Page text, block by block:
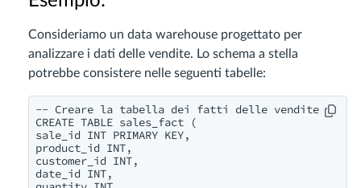
Consideriamo un data warehouse progettato per
analizzare i dati delle vendite. Lo schema a stella
potrebbe consistere nelle seguenti tabelle:
-- Creare la tabella dei fatti delle vendite
CREATE TABLE sales_fact (
sale_id INT PRIMARY KEY,
product_id INT,
customer_id INT,
date_id INT,